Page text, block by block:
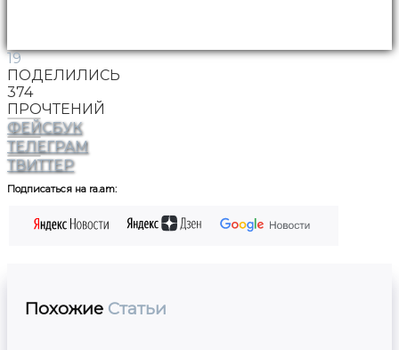
19
ПОДЕЛИЛИСЬ
374
ПРОЧТЕНИЙ
ФЕЙСБУК
ТЕЛЕГРАМ
ТВИТТЕР
Подписаться на ra.am:
Похожие Статьи